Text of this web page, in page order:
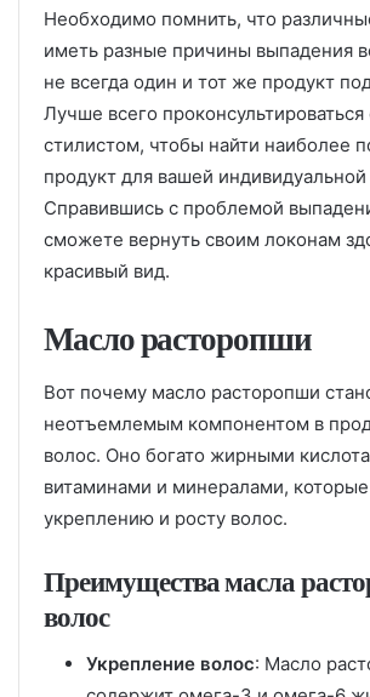
Необходимо помнить, что
иметь разные причины выпадения
не всегда один и тот же продукт
Лучше всего
стилистом, чтобы найти наиболее
продукт для вашей индивидуальной
Справившись с проблемой
сможете вернуть своим локонам
красивый вид.
Масло расторопши
Вот почему масло расторопши
неотъемлемым компонентом в
волос. Оно богато жирными
витаминами и минералами,
укреплению и росту волос.
Преимущества масла
волос
Укрепление волос: Масло